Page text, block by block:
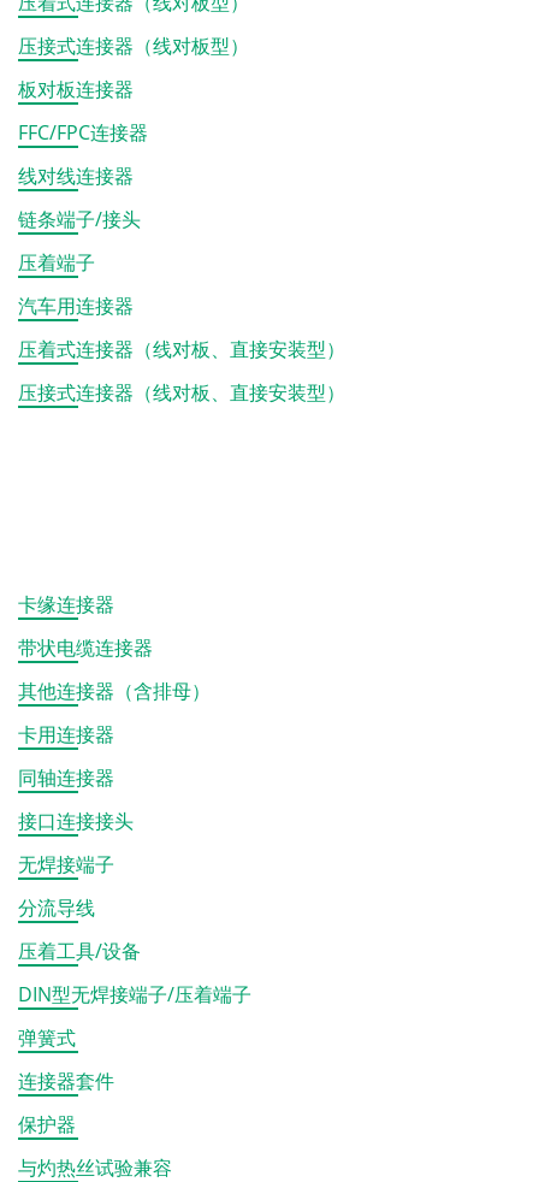
压接式连接器（线对板型）
板对板连接器
FFC/FPC连接器
线对线连接器
链条端子/接头
压着端子
汽车用连接器
压着式连接器（线对板、直接安装型）
压接式连接器（线对板、直接安装型）
卡缘连接器
带状电缆连接器
其他连接器（含排母）
卡用连接器
同轴连接器
接口连接接头
无焊接端子
分流导线
压着工具/设备
DIN型无焊接端子/压着端子
弹簧式
连接器套件
保护器
与灼热丝试验兼容